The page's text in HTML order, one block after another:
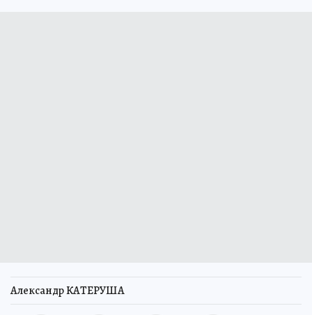
Александр КАТЕРУША